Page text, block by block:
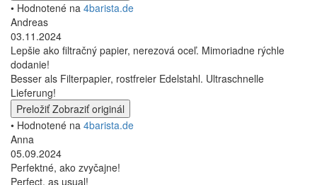
• Hodnotené na 4barista.de
Andreas
03.11.2024
Lepšie ako filtračný papier, nerezová oceľ. Mimoriadne rýchle
dodanie!
Besser als Filterpapier, rostfreier Edelstahl. Ultraschnelle
Lieferung!
Preložiť Zobraziť originál
• Hodnotené na 4barista.de
Anna
05.09.2024
Perfektné, ako zvyčajne!
Perfect, as usual!